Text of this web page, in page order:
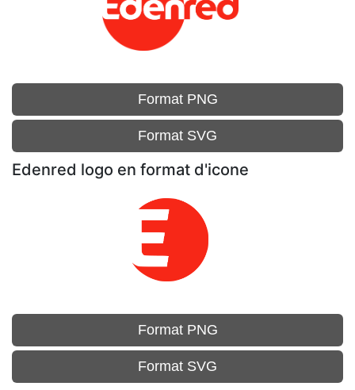
Format PNG
Format SVG
Edenred logo en format d'icone
Format PNG
Format SVG